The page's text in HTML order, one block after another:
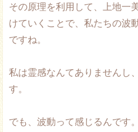
その原理を利用して、上地一
けていくことで、私たちの波
ですね。
私は霊感なんてありませんし
す。
でも、波動って感じるんです。